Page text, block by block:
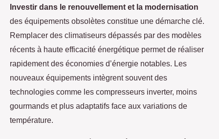
Investir dans le renouvellement et la modernisation
des équipements obsolètes constitue une démarche clé.
Remplacer des climatiseurs dépassés par des modèles
récents à haute efficacité énergétique permet de réaliser
rapidement des économies d’énergie notables. Les
nouveaux équipements intègrent souvent des
technologies comme les compresseurs inverter, moins
gourmands et plus adaptatifs face aux variations de
température.